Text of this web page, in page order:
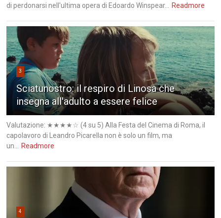
di perdonarsi nell'ultima opera di Edoardo Winspear... Readmore
3
Sciatunostro: il respiro di Linosa che
insegna all'adulto a essere felice
Valutazione: ★★★★☆ (4 su 5) Alla Festa del Cinema di Roma, il
capolavoro di Leandro Picarella non è solo un film, ma
un... Readmore
4